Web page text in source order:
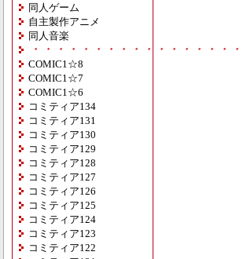
同人ゲーム
自主製作アニメ
同人音楽
・・・・・・・・・・・・・・・・・
COMIC1☆8
COMIC1☆7
COMIC1☆6
コミティア134
コミティア131
コミティア130
コミティア129
コミティア128
コミティア127
コミティア126
コミティア125
コミティア124
コミティア123
コミティア122